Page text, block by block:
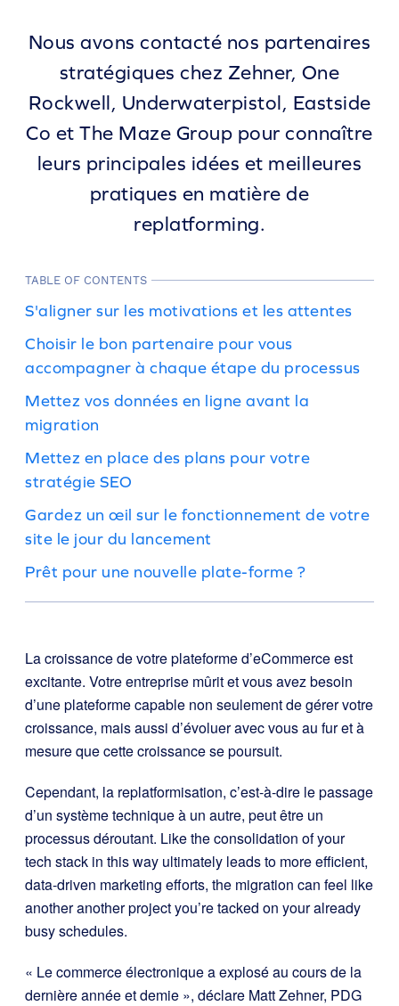
Nous avons contacté nos partenaires
stratégiques chez Zehner, One
Rockwell, Underwaterpistol, Eastside
Co et The Maze Group pour connaître
leurs principales idées et meilleures
pratiques en matière de
replatforming.
TABLE OF CONTENTS
S'aligner sur les motivations et les attentes
Choisir le bon partenaire pour vous
accompagner à chaque étape du processus
Mettez vos données en ligne avant la
migration
Mettez en place des plans pour votre
stratégie SEO
Gardez un œil sur le fonctionnement de votre
site le jour du lancement
Prêt pour une nouvelle plate-forme ?
La croissance de votre plateforme d’eCommerce est
excitante. Votre entreprise mûrit et vous avez besoin
d’une plateforme capable non seulement de gérer votre
croissance, mais aussi d’évoluer avec vous au fur et à
mesure que cette croissance se poursuit.
Cependant, la replatformisation, c’est-à-dire le passage
d’un système technique à un autre, peut être un
processus déroutant. Like the consolidation of your
tech stack in this way ultimately leads to more efficient,
data-driven marketing efforts, the migration can feel like
another another project you’re tacked on your already
busy schedules.
« Le commerce électronique a explosé au cours de la
dernière année et demie », déclare Matt Zehner, PDG